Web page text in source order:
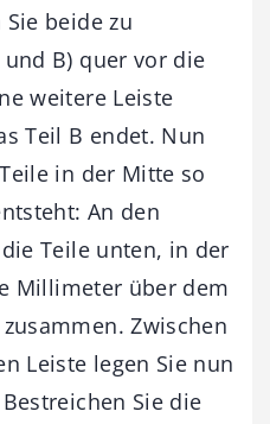
beide zu
B) quer vor die
weitere Leiste
Teil B ­endet. Nun
in der Mitte so
An den
Teile unten, in der
Millimeter über dem
Zwischen
Leiste legen Sie nun
Sie die